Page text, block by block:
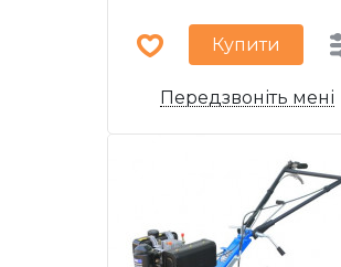
Купити
Передзвоніть мені